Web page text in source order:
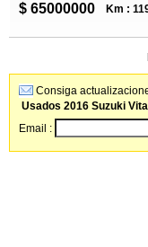
$ 65000000 Km :
Consiga
Usados 2016 Suzuki
Email :